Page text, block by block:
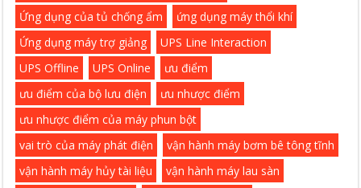
Ứng dụng của tủ chống ẩm
ứng dụng máy thổi khí
Ứng dụng máy trợ giảng
UPS Line Interaction
UPS Offline
UPS Online
ưu điểm
ưu điểm của bộ lưu điện
ưu nhược điểm
ưu nhược điểm của máy phun bột
vai trò của máy phát điện
vận hành máy bơm bê tông tĩnh
vận hành máy hủy tài liệu
vận hành máy lau sàn